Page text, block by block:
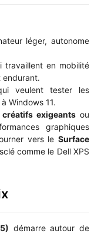
léger, autonome
travaillent en mobilité
endurant.
veulent tester les
Windows 11.
exigeantsou
graphiques
vers le Surface
comme le Dell XPS
démarre autour de